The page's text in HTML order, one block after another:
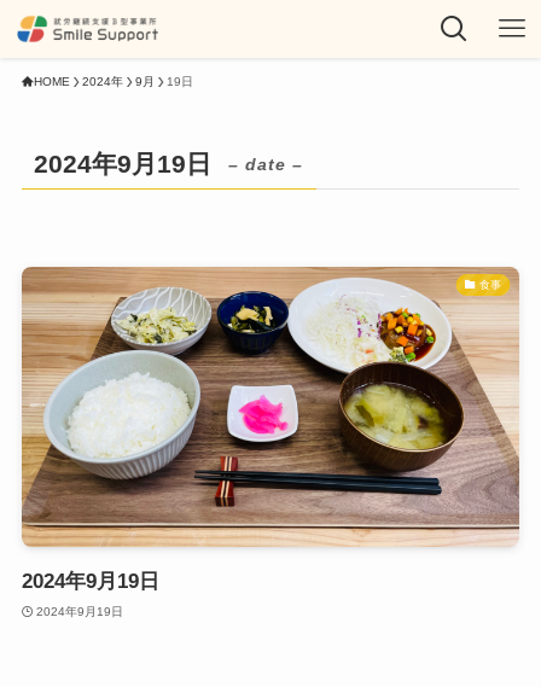
HOME 2024年 9月 19日
2024年9月19日 – date –
食事
2024年9月19日
2024年9月19日